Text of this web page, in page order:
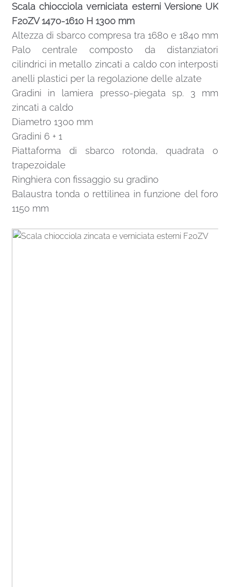
Scala chiocciola verniciata esterni Versione UK
F20ZV 1470-1610 H 1300 mm
Altezza di sbarco compresa tra 1680 e 1840 mm
Palo centrale composto da distanziatori
cilindrici in metallo zincati a caldo con interposti
anelli plastici per la regolazione delle alzate
Gradini in lamiera presso-piegata sp. 3 mm
zincati a caldo
Diametro 1300 mm
Gradini 6 + 1
Piattaforma di sbarco rotonda, quadrata o
trapezoidale
Ringhiera con fissaggio su gradino
Balaustra tonda o rettilinea in funzione del foro
1150 mm